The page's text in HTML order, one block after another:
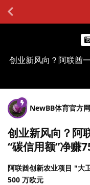
创业新风向？阿联酋
NewBB体育官方
创业新风向？阿
“碳信用额”净赚
阿联酋创新农业项目 "大
500 万欧元